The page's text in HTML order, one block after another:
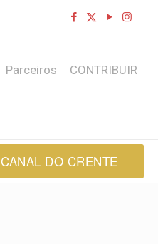
Parceiros CONTRIBUIR
CANAL DO CRENTE